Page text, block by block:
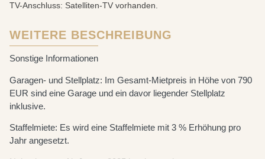
TV-Anschluss: Satelliten-TV vorhanden.
WEITERE BESCHREIBUNG
Sonstige Informationen
Garagen- und Stellplatz: Im Gesamt-Mietpreis in Höhe von 790
EUR sind eine Garage und ein davor liegender Stellplatz
inklusive.
Staffelmiete: Es wird eine Staffelmiete mit 3 % Erhöhung pro
Jahr angesetzt.